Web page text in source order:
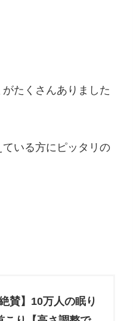
たくさんありました
いる方にピッタリの
賛】10万人の眠り